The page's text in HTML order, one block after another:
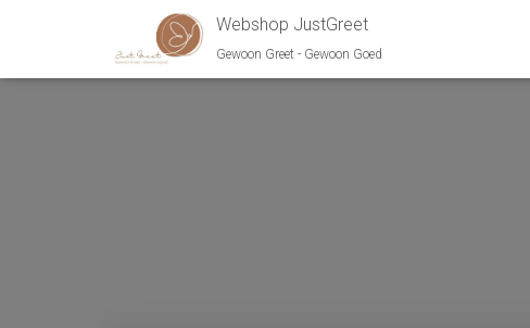
Webshop JustGreet
Gewoon Greet - Gewoon Goed